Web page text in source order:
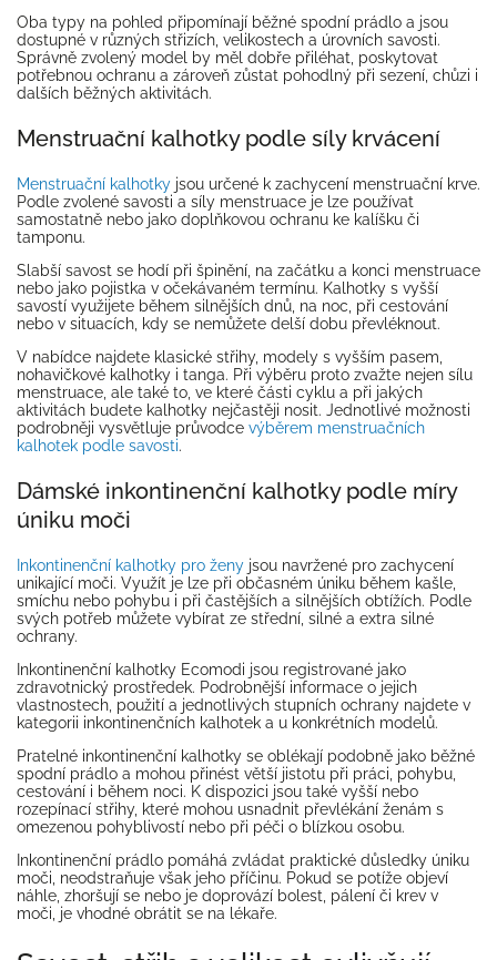
Oba typy na pohled připomínají běžné spodní prádlo a jsou
dostupné v různých střizích, velikostech a úrovních savosti.
Správně zvolený model by měl dobře přiléhat, poskytovat
potřebnou ochranu a zároveň zůstat pohodlný při sezení, chůzi i
dalších běžných aktivitách.
Menstruační kalhotky podle síly krvácení
Menstruační kalhotky jsou určené k zachycení menstruační krve.
Podle zvolené savosti a síly menstruace je lze používat
samostatně nebo jako doplňkovou ochranu ke kalíšku či
tamponu.
Slabší savost se hodí při špinění, na začátku a konci menstruace
nebo jako pojistka v očekávaném termínu. Kalhotky s vyšší
savostí využijete během silnějších dnů, na noc, při cestování
nebo v situacích, kdy se nemůžete delší dobu převléknout.
V nabídce najdete klasické střihy, modely s vyšším pasem,
nohavičkové kalhotky i tanga. Při výběru proto zvažte nejen sílu
menstruace, ale také to, ve které části cyklu a při jakých
aktivitách budete kalhotky nejčastěji nosit. Jednotlivé možnosti
podrobněji vysvětluje průvodce výběrem menstruačních
kalhotek podle savosti.
Dámské inkontinenční kalhotky podle míry
úniku moči
Inkontinenční kalhotky pro ženy jsou navržené pro zachycení
unikající moči. Využít je lze při občasném úniku během kašle,
smíchu nebo pohybu i při častějších a silnějších obtížích. Podle
svých potřeb můžete vybírat ze střední, silné a extra silné
ochrany.
Inkontinenční kalhotky Ecomodi jsou registrované jako
zdravotnický prostředek. Podrobnější informace o jejich
vlastnostech, použití a jednotlivých stupních ochrany najdete v
kategorii inkontinenčních kalhotek a u konkrétních modelů.
Pratelné inkontinenční kalhotky se oblékají podobně jako běžné
spodní prádlo a mohou přinést větší jistotu při práci, pohybu,
cestování i během noci. K dispozici jsou také vyšší nebo
rozepínací střihy, které mohou usnadnit převlékání ženám s
omezenou pohyblivostí nebo při péči o blízkou osobu.
Inkontinenční prádlo pomáhá zvládat praktické důsledky úniku
moči, neodstraňuje však jeho příčinu. Pokud se potíže objeví
náhle, zhoršují se nebo je doprovází bolest, pálení či krev v
moči, je vhodné obrátit se na lékaře.